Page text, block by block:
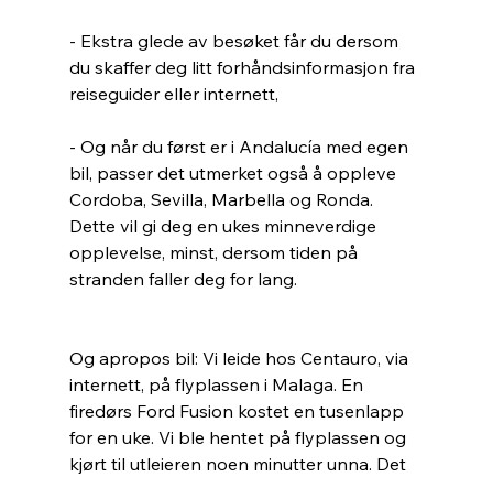
- Ekstra glede av besøket får du dersom
du skaffer deg litt forhåndsinformasjon fra
reiseguider eller internett,
- Og når du først er i Andalucía med egen
bil, passer det utmerket også å oppleve
Cordoba, Sevilla, Marbella og Ronda.
Dette vil gi deg en ukes minneverdige
opplevelse, minst, dersom tiden på
stranden faller deg for lang.
Og apropos bil: Vi leide hos Centauro, via
internett, på flyplassen i Malaga. En
firedørs Ford Fusion kostet en tusenlapp
for en uke. Vi ble hentet på flyplassen og
kjørt til utleieren noen minutter unna. Det